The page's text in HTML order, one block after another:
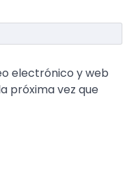
electrónico y web
próxima vez que